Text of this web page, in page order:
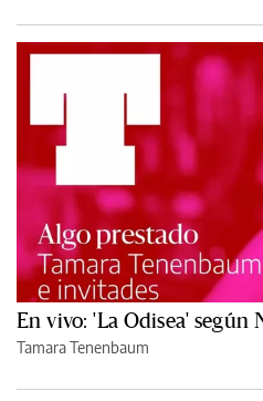
En vivo: 'La Odisea' según
Tamara Tenenbaum